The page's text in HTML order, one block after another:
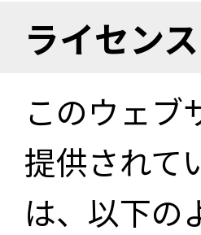
ライセンス
このウェブ
提供されて
は、以下の